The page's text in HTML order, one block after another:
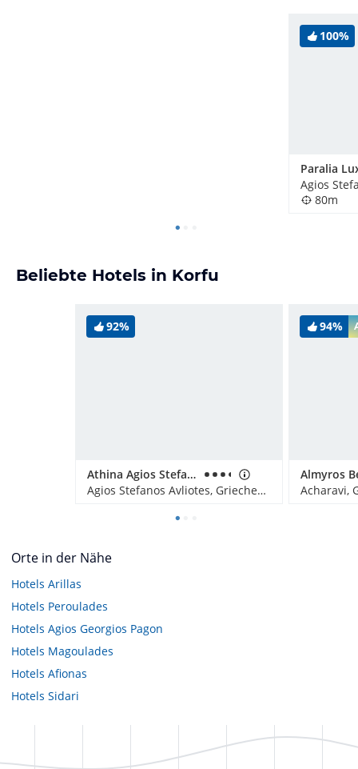
100%
80m
Beliebte Hotels in Korfu
92%
Athina Agios Stefanos
Agios Stefanos Avliotes, Griechenland
94%
Acharavi,
Orte in der Nähe
Hotels Arillas
Hotels Peroulades
Hotels Agios Georgios Pagon
Hotels Magoulades
Hotels Afionas
Hotels Sidari